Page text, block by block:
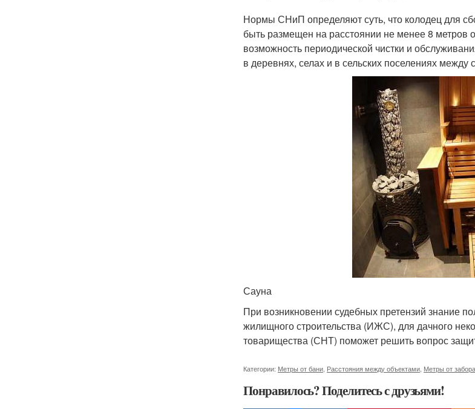
Нормы СНиП определяют суть, что колодец для
быть размещен на расстоянии не менее 8 метров
возможность периодической чистки и
в деревнях, селах и в сельских поселениях
Сауна
При возникновении судебных претензий знание
жилищного строительства (ИЖС), для дачного
товарищества (СНТ) поможет решить вопрос
Категории: Метры от бани Расстояния между объектами Метры от забора
Понравилось? Поделитесь с друзьями!